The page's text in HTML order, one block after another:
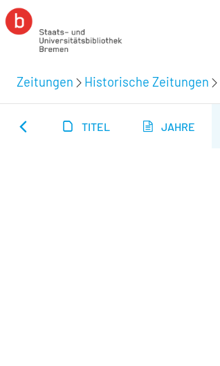
Zeitungen Historische Zeitungen
TITEL JAHRE